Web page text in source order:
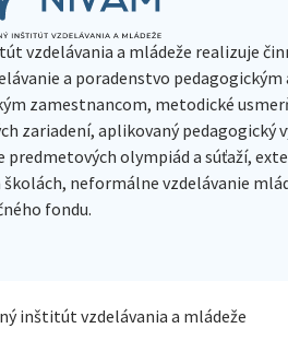
vzdelávania a mládeže realizuje
a poradenstvo pedagogickým
zamestnancom, metodické
zariadení, aplikovaný pedagogický
predmetových olympiád a súťaží,
neformálne vzdelávanie
fondu.
inštitút vzdelávania a mládeže